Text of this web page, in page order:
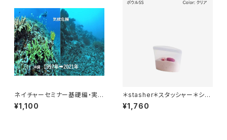
ネイチャーセミナー基礎編・実践
編オンライン講座
¥1,100
＊stasher＊スタッシャー＊シリ
コンバッグ＊ボウル＊SS＊1-CU
P＊全２種＊
¥1,760